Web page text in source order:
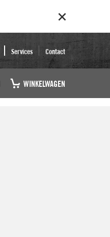
Services Contact
WINKELWAGEN